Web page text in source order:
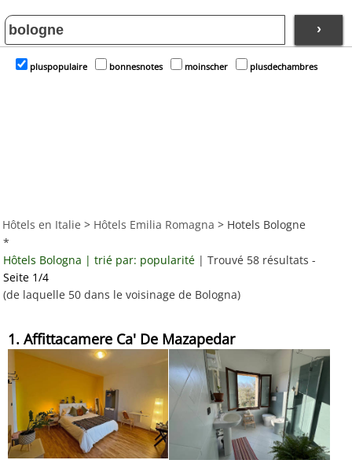
›
pluspopulaire bonnesnotes moinscher plusdechambres
Hôtels en Italie > Hôtels Emilia Romagna > Hotels Bologne
*
Hôtels Bologna | trié par: popularité | Trouvé 58 résultats -
Seite 1/4
(de laquelle 50 dans le voisinage de Bologna)
1. Affittacamere Ca' De Mazapedar